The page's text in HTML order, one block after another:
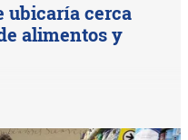
ubicaría cerca
alimentos y